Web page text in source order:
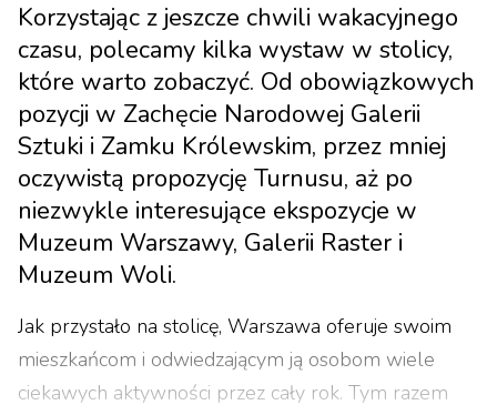
Korzystając z jeszcze chwili wakacyjnego
czasu, polecamy kilka wystaw w stolicy,
które warto zobaczyć. Od obowiązkowych
pozycji w Zachęcie Narodowej Galerii
Sztuki i Zamku Królewskim, przez mniej
oczywistą propozycję Turnusu, aż po
niezwykle interesujące ekspozycje w
Muzeum Warszawy, Galerii Raster i
Muzeum Woli.
Jak przystało na stolicę, Warszawa oferuje swoim
mieszkańcom i odwiedzającym ją osobom wiele
ciekawych aktywności przez cały rok. Tym razem